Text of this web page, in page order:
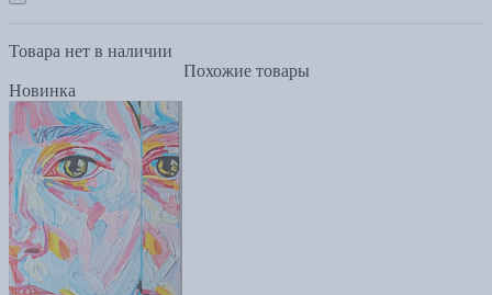
Товара нет в наличии
Похожие товары
Новинка